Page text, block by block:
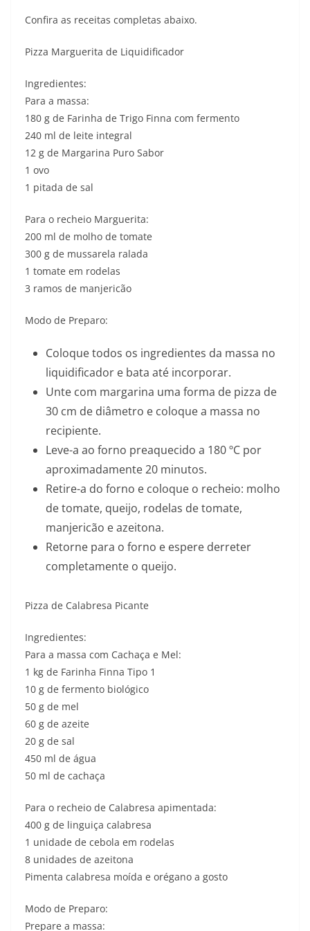
Confira as receitas completas abaixo.
Pizza Marguerita de Liquidificador
Ingredientes:
Para a massa:
180 g de Farinha de Trigo Finna com fermento
240 ml de leite integral
12 g de Margarina Puro Sabor
1 ovo
1 pitada de sal
Para o recheio Marguerita:
200 ml de molho de tomate
300 g de mussarela ralada
1 tomate em rodelas
3 ramos de manjericão
Modo de Preparo:
Coloque todos os ingredientes da massa no
liquidificador e bata até incorporar.
Unte com margarina uma forma de pizza de
30 cm de diâmetro e coloque a massa no
recipiente.
Leve-a ao forno preaquecido a 180 ºC por
aproximadamente 20 minutos.
Retire-a do forno e coloque o recheio: molho
de tomate, queijo, rodelas de tomate,
manjericão e azeitona.
Retorne para o forno e espere derreter
completamente o queijo.
Pizza de Calabresa Picante
Ingredientes:
Para a massa com Cachaça e Mel:
1 kg de Farinha Finna Tipo 1
10 g de fermento biológico
50 g de mel
60 g de azeite
20 g de sal
450 ml de água
50 ml de cachaça
Para o recheio de Calabresa apimentada:
400 g de linguiça calabresa
1 unidade de cebola em rodelas
8 unidades de azeitona
Pimenta calabresa moída e orégano a gosto
Modo de Preparo:
Prepare a massa: